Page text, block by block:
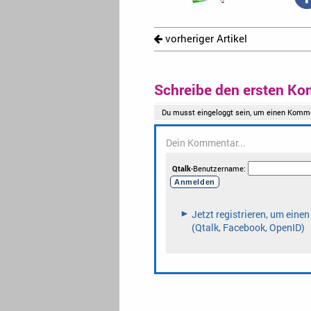
vorheriger Artikel
Schreibe den ersten